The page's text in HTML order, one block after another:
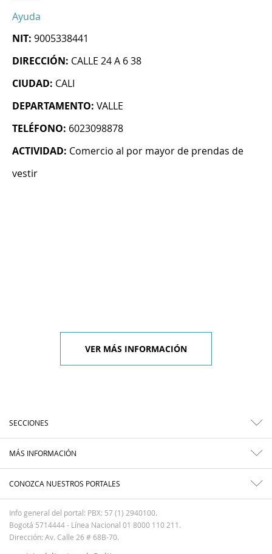
Ayuda
NIT: 9005338441
DIRECCIÓN: CALLE 24 A 6 38
CIUDAD: CALI
DEPARTAMENTO: VALLE
TELÉFONO: 6023098878
ACTIVIDAD: Comercio al por mayor de prendas de
vestir
VER MÁS INFORMACIÓN
SECCIONES
MÁS INFORMACIÓN
CONOZCA NUESTROS PORTALES
Info general del portal: PBX: 57 (1) 2940100.
Bogotá 5714444 - Línea Nacional 01 8000 110 211.
Dirección: Av. Calle 26 # 68B-70.